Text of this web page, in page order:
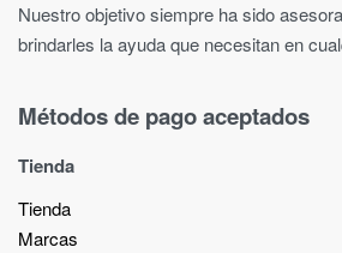
Nuestro objetivo siempre ha sido
brindarles la ayuda que necesitan en
Métodos de pago aceptados
Tienda
Tienda
Marcas